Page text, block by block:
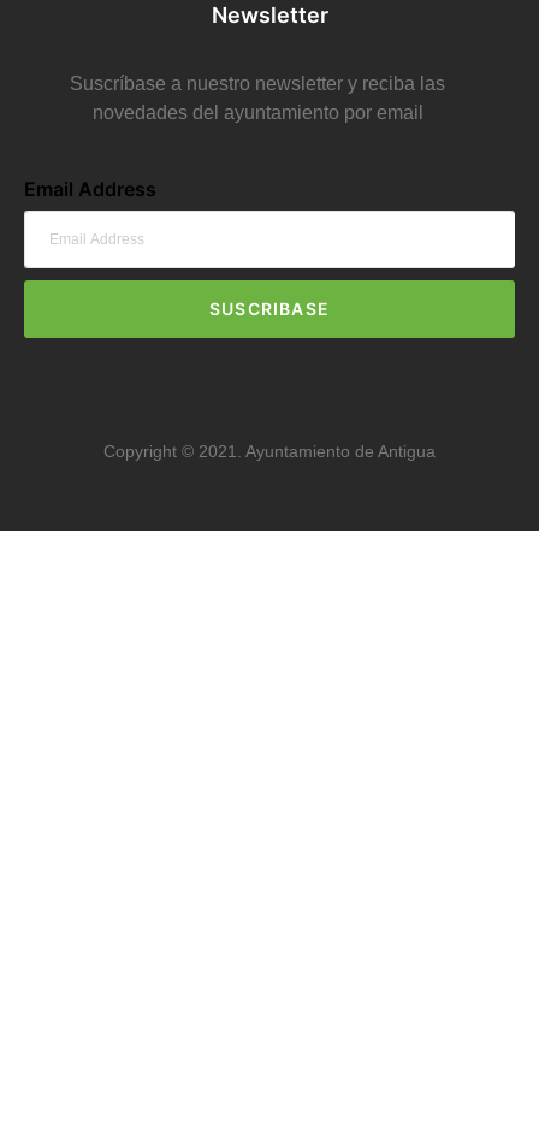
Newsletter
Suscríbase a nuestro newsletter y reciba las
novedades del ayuntamiento por email
Email Address
SUSCRIBASE
Copyright © 2021. Ayuntamiento de Antigua